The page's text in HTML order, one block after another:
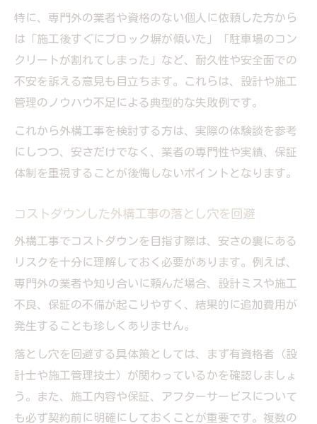
特に、専門外の業者や資格のない個人に依頼した方から
は「施工後すぐにブロック塀が傾いた」「駐車場のコン
クリートが割れてしまった」など、耐久性や安全面での
不安を訴える意見も目立ちます。これらは、設計や施工
管理のノウハウ不足による典型的な失敗例です。
これから外構工事を検討する方は、実際の体験談を参考
にしつつ、安さだけでなく、業者の専門性や実績、保証
体制を重視することが後悔しないポイントとなります。
コストダウンした外構工事の落とし穴を回避
外構工事でコストダウンを目指す際は、安さの裏にある
リスクを十分に理解しておく必要があります。例えば、
専門外の業者や知り合いに頼んだ場合、設計ミスや施工
不良、保証の不備が起こりやすく、結果的に追加費用が
発生することも珍しくありません。
落とし穴を回避する具体策としては、まず有資格者（設
計士や施工管理技士）が関わっているかを確認しましょ
う。また、施工内容や保証、アフターサービスについて
も必ず契約前に明確にしておくことが重要です。複数の